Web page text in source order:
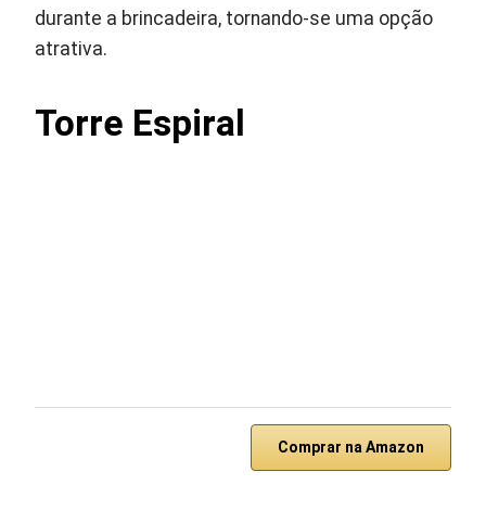
durante a brincadeira, tornando-se uma opção
atrativa.
Torre Espiral
Comprar na Amazon